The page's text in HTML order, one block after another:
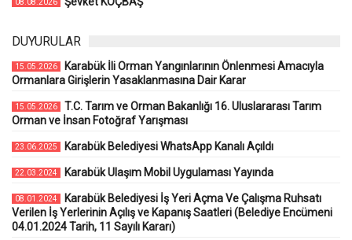
08.08.2026
DUYURULAR
15.05.2026
Karabük İli Orman Yangınlarının Önlenmesi Amacıyla
Ormanlara Girişlerin Yasaklanmasına Dair Karar
15.05.2026
T.C. Tarım ve Orman Bakanlığı 16. Uluslararası Tarım
Orman ve İnsan Fotoğraf Yarışması
23.06.2025 Karabük Belediyesi WhatsApp Kanalı Açıldı
22.03.2024 Karabük Ulaşım Mobil Uygulaması Yayında
08.01.2024
Karabük Belediyesi İş Yeri Açma Ve Çalışma Ruhsatı
Verilen İş Yerlerinin Açılış ve Kapanış Saatleri (Belediye Encümeni
04.01.2024 Tarih, 11 Sayılı Kararı)